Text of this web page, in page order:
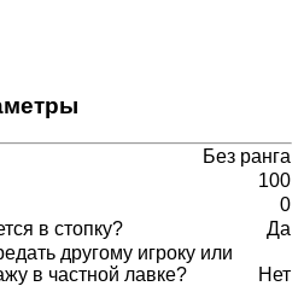
Без ранга
100
0
в стопку?
Да
другому игроку или
в частной лавке?
Нет